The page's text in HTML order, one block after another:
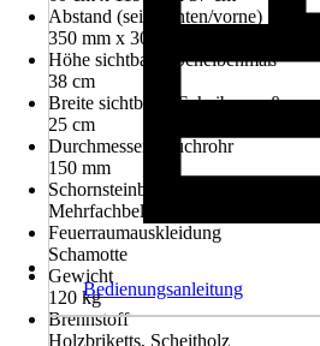
Abstand (seite/hinten/vorne)
350 mm x 300 mm x 800 mm
Höhe sichtbares Scheibenmaß
38 cm
Breite sichtbares Scheibenmaß
25 cm
Durchmesser Rauchrohr
150 mm
Schornsteinbelegung
Mehrfachbelegung
Feuerraumauskleidung
Schamotte
Gewicht
120 kg
Brennstoff
Holzbriketts, Scheitholz
Bedienungsanleitung